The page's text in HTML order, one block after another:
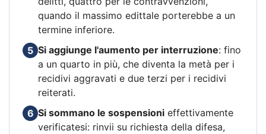
quando il massimo edittale porterebbe a un
termine inferiore.
5 Si aggiunge l'aumento per interruzione: fino
a un quarto in più, che diventa la metà per i
recidivi aggravati e due terzi per i recidivi
reiterati.
6 Si sommano le sospensioni effettivamente
verificatesi: rinvii su richiesta della difesa,